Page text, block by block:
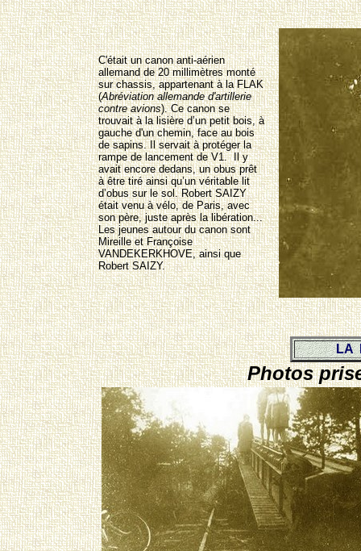
C'était un canon anti-aérien
allemand de 20 millimètres monté
sur chassis, appartenant à la FLAK
(Abréviation allemande d'artillerie
contre avions). Ce canon se
trouvait à la lisière d’un petit bois, à
gauche d'un chemin, face au bois
de sapins. Il servait à protéger la
rampe de lancement de V1. Il y
avait encore dedans, un obus prêt
à être tiré ainsi qu’un véritable lit
d’obus sur le sol. Robert SAIZY
était venu à vélo, de Paris, avec
son père, juste après la libération...
Les jeunes autour du canon sont
Mireille et Françoise
VANDEKERKHOVE, ainsi que
Robert SAIZY.
LA
Photos